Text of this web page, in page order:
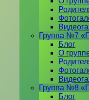
Группа №7
Блог
О
Группа №8
Блог